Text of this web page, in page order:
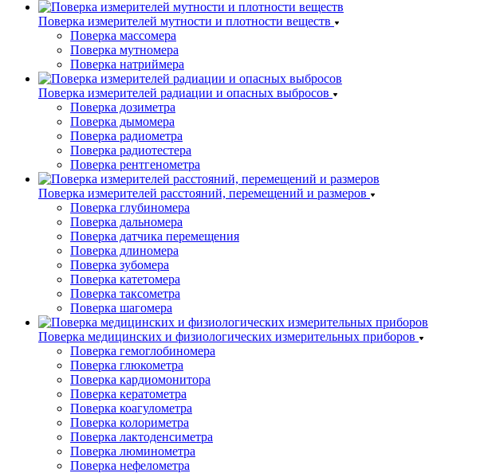
Поверка измерителей мутности и плотности веществ
Поверка массомера
Поверка мутномера
Поверка натриймера
Поверка измерителей радиации и опасных выбросов
Поверка дозиметра
Поверка дымомера
Поверка радиометра
Поверка радиотестера
Поверка рентгенометра
Поверка измерителей расстояний, перемещений и размеров
Поверка глубиномера
Поверка дальномера
Поверка датчика перемещения
Поверка длиномера
Поверка зубомера
Поверка катетомера
Поверка таксометра
Поверка шагомера
Поверка медицинских и физиологических измерительных приборов
Поверка гемоглобиномера
Поверка глюкометра
Поверка кардиомонитора
Поверка кератометра
Поверка коагулометра
Поверка колориметра
Поверка лактоденсиметра
Поверка люминометра
Поверка нефелометра